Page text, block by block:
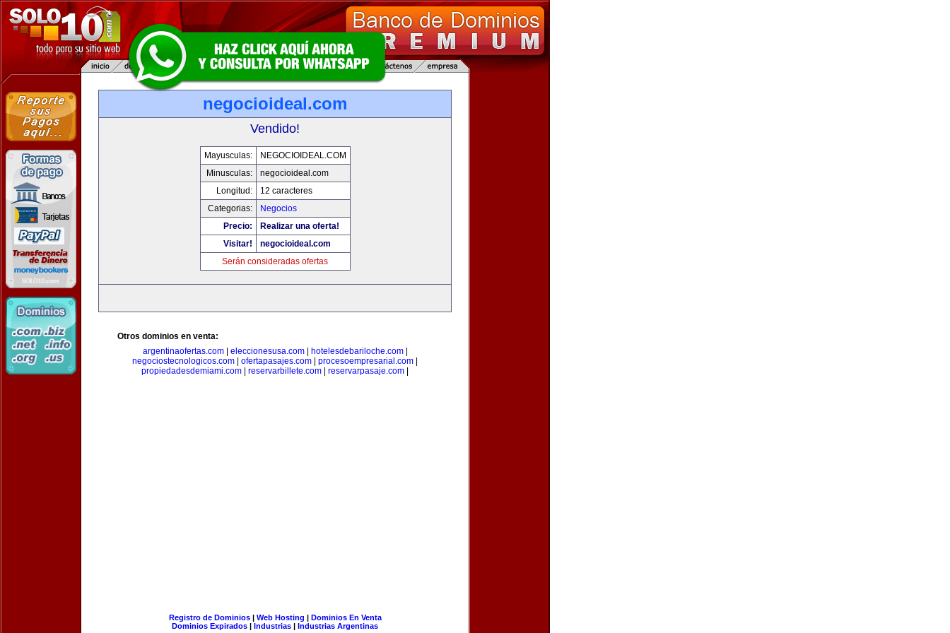
negocioideal.com
Vendido!
Mayusculas:
NEGOCIOIDEAL.COM
Minusculas:
negocioideal.com
Longitud:
12 caracteres
Categorias:
Negocios
Precio:
Realizar una oferta!
Visitar!
negocioideal.com
Serán consideradas ofertas
Otros dominios en venta:
argentinaofertas.com| eleccionesusa.com| hotelesdebariloche.com|
negociostecnologicos.com
ofertapasajes.com procesoempresarial.com
propiedadesdemiami.com
reservarbillete.com reservarpasaje.com
Registro de Dominios| Web Hosting | Dominios En Venta
Dominios Expirados | Industrias | Industrias Argentinas